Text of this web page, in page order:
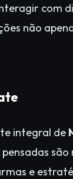
com
não
integral de
e